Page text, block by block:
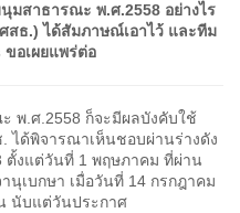
มสาธารณะ พ.ศ.2558 อย่างไร
สธ.) ได้สัมภาษณ์เอาไว้ และทีม
อเผยแพร่ต่อ
พ.ศ.2558 ก็จะมีผลบังคับใช้
ด้พิจารณาเห็นชอบผ่านร่างดัง
ตั้งแต่วันที่ 1 พฤษภาคม ที่ผ่าน
นุเบกษา เมื่อวันที่ 14 กรกฎาคม
นับแต่วันประกาศ